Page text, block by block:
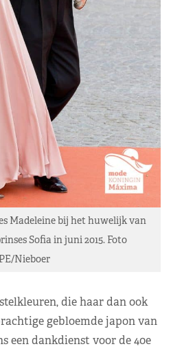
Madeleine bij het huwelijk van
Sofia in juni 2015. Foto
Nieboer
die haar dan ook
gebloemde japon van
een dankdienst voor de 40e